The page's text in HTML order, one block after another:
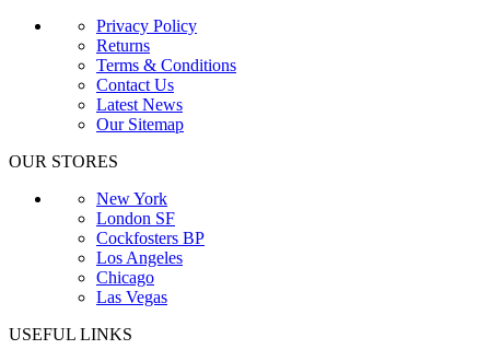
Privacy Policy
Returns
Terms & Conditions
Contact Us
Latest News
Our Sitemap
OUR STORES
New York
London SF
Cockfosters BP
Los Angeles
Chicago
Las Vegas
USEFUL LINKS